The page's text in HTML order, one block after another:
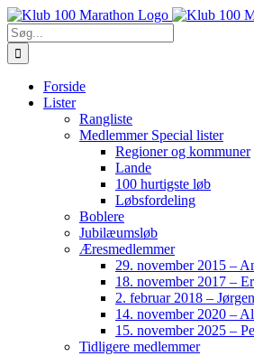
Skip
to
content
Søg
efter:
Forside
Lister
Rangliste
Medlemmer Special lister
Regioner og kommuner
Lande
100 hurtigste løb
Løbsfordeling
Boblere
Jubilæumsløb
Æresmedlemmer
29. november 2015 –
18. november 2017 –
2. februar 2018 –
14. november 2020 –
15. november 2025 –
Tidligere medlemmer